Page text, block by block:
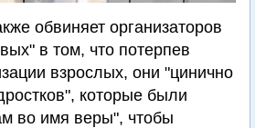
обвиняет организаторов
в том, что потерпев
взрослых, они "цинично
которые были
во имя веры", чтобы